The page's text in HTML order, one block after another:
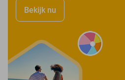
Bekijk nu